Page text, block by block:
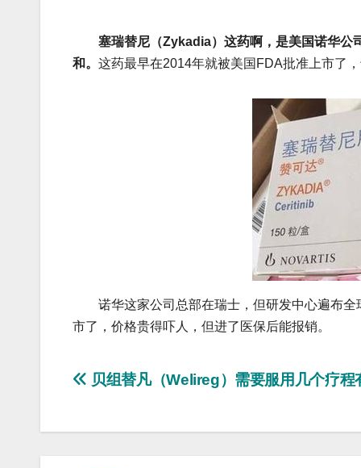
塞瑞替尼（Zykadia）这药啊，是美国诺华
和。 这药最早在2014年就被美国FDA批准上市了
诺华这家公司总部在瑞士，但研发中心遍布全
市了，价格贵得吓人，但进了医保后能报销。
文贝组替凡（Welireg）需要服用几个疗程